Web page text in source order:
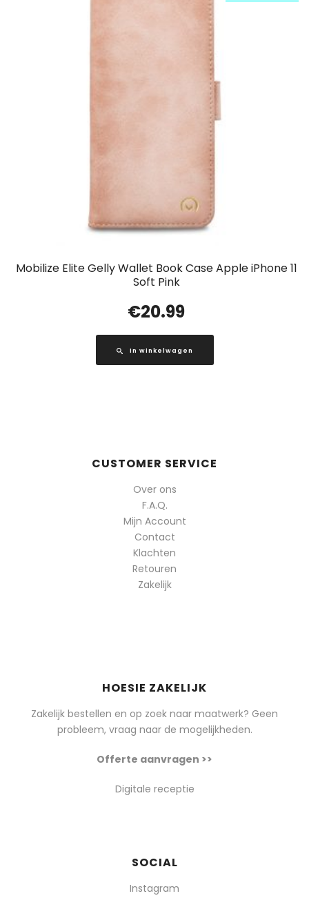
Mobilize Elite Gelly Wallet Book Case Apple iPhone 11
Soft Pink
€20.99
In winkelwagen
CUSTOMER SERVICE
Over ons
F.A.Q.
Mijn Account
Contact
Klachten
Retouren
Zakelijk
HOESIE ZAKELIJK
Zakelijk bestellen en op zoek naar maatwerk? Geen
probleem, vraag naar de mogelijkheden.
Offerte aanvragen >>
Digitale receptie
SOCIAL
Instagram